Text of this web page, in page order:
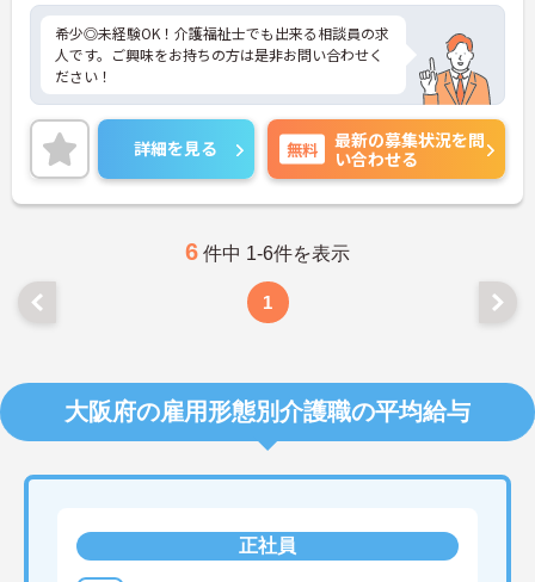
希少◎未経験OK！介護福祉士でも出来る相談員の求
人です。ご興味をお持ちの方は是非お問い合わせく
ださい！
詳細を見る 無料
最新の募集状況を問
い合わせる
6 件中 1-6件を表示
1
大阪府の雇用形態別介護職の平均給与
正社員